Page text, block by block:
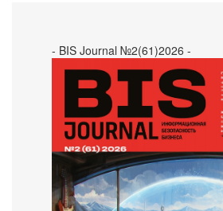
- BIS Journal №2(61)2026 -